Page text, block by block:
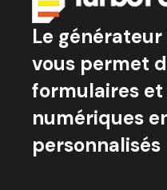
Le
vous permet
formulaires
numériques
personnalisés